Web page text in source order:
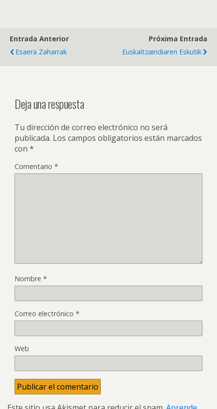
Entrada Anterior
Esaera Zaharrak
Próxima Entrada
Euskaltzaindiaren Eskutik
Deja una respuesta
Tu dirección de correo electrónico no será
publicada. Los campos obligatorios están marcados
con *
Comentario *
Nombre *
Correo electrónico *
Web